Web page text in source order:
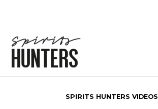
SPIRITS HUNTERS VIDEOS